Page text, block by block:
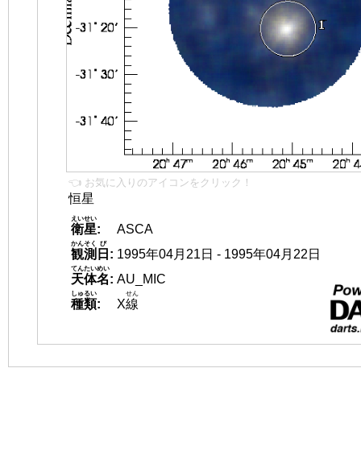
👈 お気に入りのアイコンをクリック！
恒星
衛星
えいせい
:
ASCA
観測
かんそく
日
び
: 1995年04月21日 - 1995年04月22日
天体名
てんたいめい
: AU_MIC
種類
しゅるい
: X線
せん